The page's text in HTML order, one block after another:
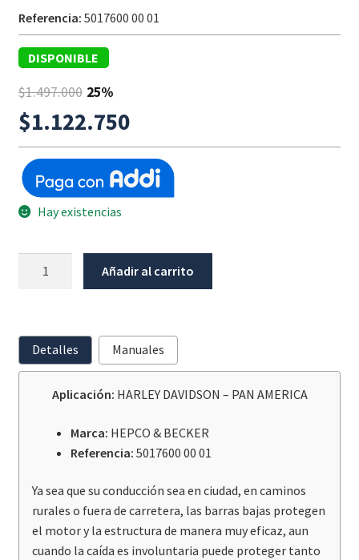
Referencia: 5017600 00 01
DISPONIBLE
$1.497.000 25%
$1.122.750
Hay existencias
Pan
America
Añadir al carrito
Detalles Manuales
Aplicación: HARLEY DAVIDSON – PAN AMERICA
Marca: HEPCO & BECKER
Referencia: 5017600 00 01
Ya sea que su conducción sea en ciudad, en caminos
rurales o fuera de carretera, las barras bajas protegen
el motor y la estructura de manera muy eficaz, aun
cuando la caída es involuntaria puede proteger tanto